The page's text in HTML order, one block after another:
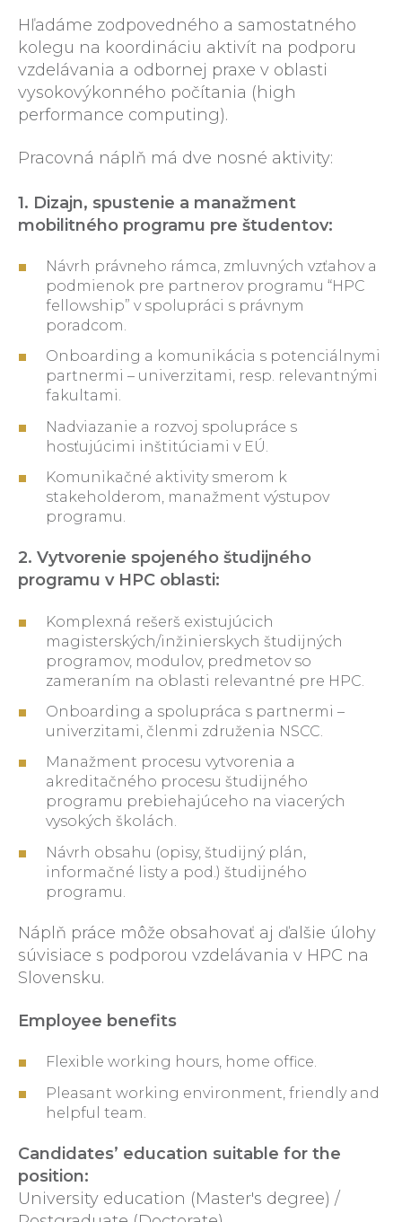
Hľadáme zodpovedného a samostatného
kolegu na koordináciu aktivít na podporu
vzdelávania a odbornej praxe v oblasti
vysokovýkonného počítania (high
performance computing).
Pracovná náplň má dve nosné aktivity:
1. Dizajn, spustenie a manažment
mobilitného programu pre študentov:
Návrh právneho rámca, zmluvných vzťahov a
podmienok pre partnerov programu “HPC
fellowship” v spolupráci s právnym
poradcom.
Onboarding a komunikácia s potenciálnymi
partnermi – univerzitami, resp. relevantnými
fakultami.
Nadviazanie a rozvoj spolupráce s
hosťujúcimi inštitúciami v EÚ.
Komunikačné aktivity smerom k
stakeholderom, manažment výstupov
programu.
2. Vytvorenie spojeného študijného
programu v HPC oblasti:
Komplexná rešerš existujúcich
magisterských/inžinierskych študijných
programov, modulov, predmetov so
zameraním na oblasti relevantné pre HPC.
Onboarding a spolupráca s partnermi –
univerzitami, členmi združenia NSCC.
Manažment procesu vytvorenia a
akreditačného procesu študijného
programu prebiehajúceho na viacerých
vysokých školách.
Návrh obsahu (opisy, študijný plán,
informačné listy a pod.) študijného
programu.
Náplň práce môže obsahovať aj ďalšie úlohy
súvisiace s podporou vzdelávania v HPC na
Slovensku.
Employee benefits
Flexible working hours, home office.
Pleasant working environment, friendly and
helpful team.
Candidates’ education suitable for the
position:
University education (Master's degree) /